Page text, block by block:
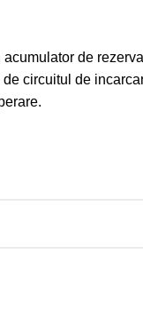
de
circuitul de